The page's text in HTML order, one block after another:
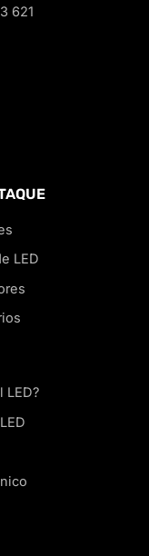
621
LED
LED?